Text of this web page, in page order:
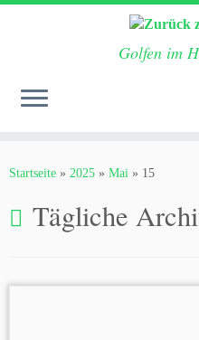
Inhalt
Golfen im
Startseite » 2025 » Mai » 15
Tägliche